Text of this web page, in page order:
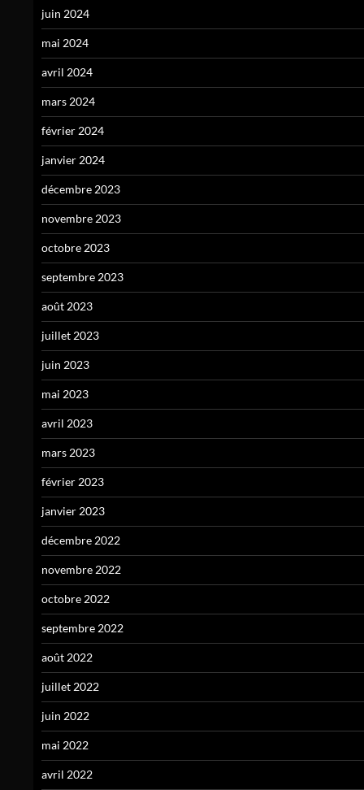
juin 2024
mai 2024
avril 2024
mars 2024
février 2024
janvier 2024
décembre 2023
novembre 2023
octobre 2023
septembre 2023
août 2023
juillet 2023
juin 2023
mai 2023
avril 2023
mars 2023
février 2023
janvier 2023
décembre 2022
novembre 2022
octobre 2022
septembre 2022
août 2022
juillet 2022
juin 2022
mai 2022
avril 2022